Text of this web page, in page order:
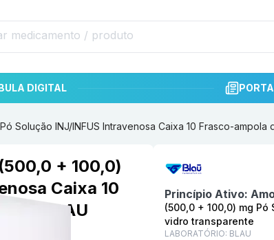
DIGITAL
Solução INJ/INFUS Intravenosa Caixa 10 Frasco-ampola
+ 100,0)
Caixa 10
BLAU
Princípio Ativo:
(500,0 + 100,0) mg
vidro transparente
LABORATÓRIO: BLAU